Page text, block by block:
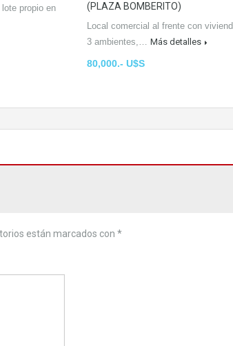
propio en
(PLAZA BOMBERITO)
Local comercial al frente con
3 ambientes,… Más detalles
80,000.- U$S
están marcados con *